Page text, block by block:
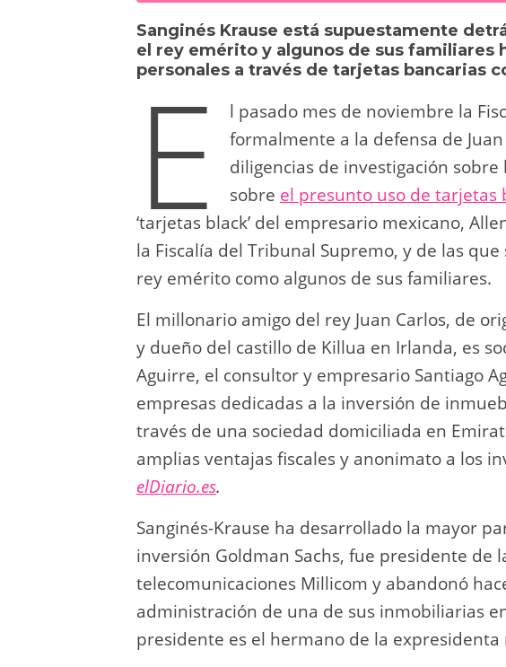
sk
y
o
d
o
n
gr
a
m
s
A
p
p
e
b
o
o
k
di
t
y
Li
n
k
p
ar
tir
Sanginés Krause está supuestamente
el rey emérito y algunos de sus familiares
personales a través de tarjetas bancarias
E
l pasado mes de noviembre la
formalmente a la defensa de
diligencias de investigación
sobre el presunto uso de tarjetas
‘tarjetas black’ del empresario mexicano,
la Fiscalía del Tribunal Supremo, y de las
rey emérito como algunos de sus familiares.
El millonario amigo del rey Juan Carlos, de
y dueño del castillo de Killua en Irlanda, es
Aguirre, el consultor y empresario Santiago
empresas dedicadas a la inversión de
través de una sociedad domiciliada en
amplias ventajas fiscales y anonimato a los
elDiario.es.
Sanginés-Krause ha desarrollado la mayor
inversión Goldman Sachs, fue presidente de
telecomunicaciones Millicom y abandonó
administración de una de sus inmobiliarias
presidente es el hermano de la